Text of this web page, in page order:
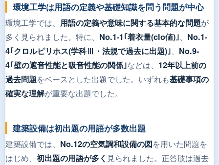
環境工学は用語の定義や基礎知識を問う問題が中心
環境工学では、 用語の定義や意味に関する基本的な問題が
多く見られました。特に、 No.1-1｢着衣量(clo値)｣
No.1-
4｢クロルピリホス(学科Ⅲ・法規で過去に出題)｣
No.9-
4｢壁の遮音性能と吸音性能の関係｣などは、 12年以上前の
過去問題をベースとした出題でした。いずれも基礎事項の
確実な理解が重要な出題でした。
建築設備は初出題の用語が多数出題
建築設備では、 No.12の空気調和設備の図を用いた問題を
はじめ、 初出題の用語が多く 見られました。正答肢は過去